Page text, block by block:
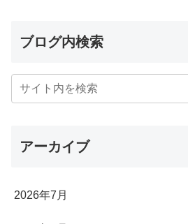
ブログ内検索
アーカイブ
2026年7月